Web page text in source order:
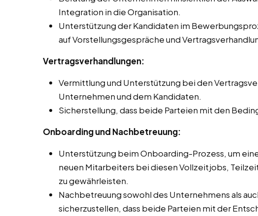
Integration in die Organisation.
Unterstützung der Kandidaten im
auf Vorstellungsgespräche und
Vertragsverhandlungen:
Vermittlung und Unterstützung bei den
Unternehmen und dem Kandidaten.
Sicherstellung, dass beide Parteien mit den
Onboarding und Nachbetreuung:
Unterstützung beim Onboarding-Prozess, um
neuen Mitarbeiters bei diesen Vollzeitjobs,
zu gewährleisten.
Nachbetreuung sowohl des Unternehmens als
sicherzustellen, dass beide Parteien mit der